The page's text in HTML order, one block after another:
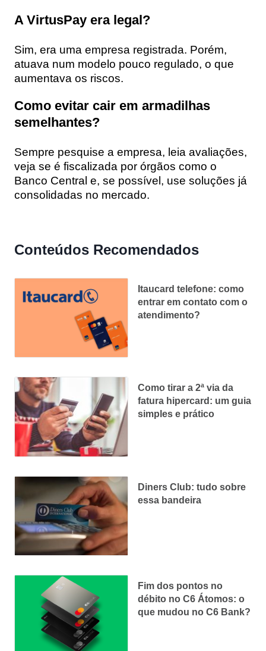
A VirtusPay era legal?
Sim, era uma empresa registrada. Porém,
atuava num modelo pouco regulado, o que
aumentava os riscos.
Como evitar cair em armadilhas
semelhantes?
Sempre pesquise a empresa, leia avaliações,
veja se é fiscalizada por órgãos como o
Banco Central e, se possível, use soluções já
consolidadas no mercado.
Conteúdos Recomendados
Itaucard telefone: como
entrar em contato com o
atendimento?
Como tirar a 2ª via da
fatura hipercard: um guia
simples e prático
Diners Club: tudo sobre
essa bandeira
Fim dos pontos no
débito no C6 Átomos: o
que mudou no C6 Bank?